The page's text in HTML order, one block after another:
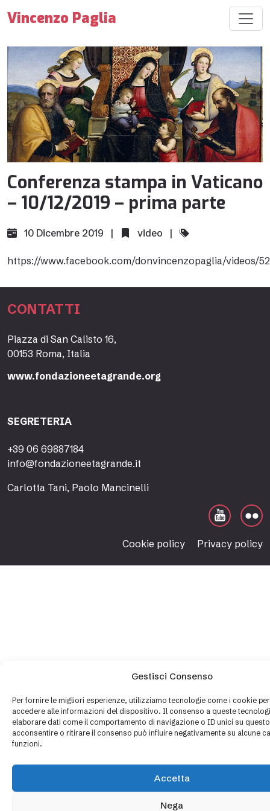
Gestisci Consenso
Per fornire le migliori esperienze, utilizziamo tecnologie come i cookie
accedere alle informazioni del dispositivo. Il consenso a queste
elaborare dati come il comportamento di navigazione o ID unici su
acconsentire o ritirare il consenso può influire negativamente su alcune
funzioni.
Accetta
Nega
Vincenzo Paglia
Conferenza stampa in Vaticano
– 10/12/2019 – prima parte
10 Dicembre 2019 | video |
https://www.facebook.com/donvincenzopaglia/videos/
CONTATTI
Piazza di San Calisto 16,
00153 Roma, Italia
www.fondazioneetagrande.org
SEGRETERIA
+39 06 69887184
info@fondazioneetagrande.it
Carlotta Tani, Paolo Mancinelli
Cookie policy Privacy policy